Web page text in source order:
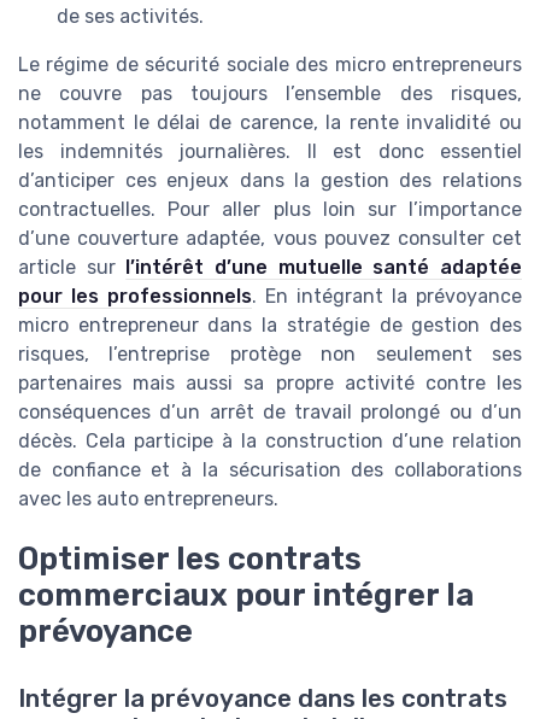
de ses activités.
Le régime de sécurité sociale des micro entrepreneurs
ne couvre pas toujours l’ensemble des risques,
notamment le délai de carence, la rente invalidité ou
les indemnités journalières. Il est donc essentiel
d’anticiper ces enjeux dans la gestion des relations
contractuelles. Pour aller plus loin sur l’importance
d’une couverture adaptée, vous pouvez consulter cet
article sur l’intérêt d’une mutuelle santé adaptée
pour les professionnels. En intégrant la prévoyance
micro entrepreneur dans la stratégie de gestion des
risques, l’entreprise protège non seulement ses
partenaires mais aussi sa propre activité contre les
conséquences d’un arrêt de travail prolongé ou d’un
décès. Cela participe à la construction d’une relation
de confiance et à la sécurisation des collaborations
avec les auto entrepreneurs.
Optimiser les contrats
commerciaux pour intégrer la
prévoyance
Intégrer la prévoyance dans les contrats